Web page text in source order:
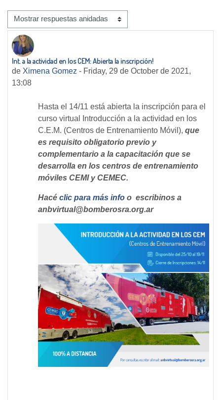
Mostrar modo
Int. a la actividad en los CEM: Abierta la inscripción!
de Ximena Gomez - Friday, 29 de October de 2021,
13:08
Número de respuestas: 0
Hasta el 14/11 está abierta la inscripción para el
curso virtual Introducción a la actividad en los
C.E.M. (Centros de Entrenamiento Móvil), que
es requisito obligatorio previo y
complementario a la capacitación que se
desarrolla en los centros de entrenamiento
móviles CEMI y CEMEC.
Hacé clic para más info o escribinos a
anbvirtual@bomberosra.org.ar